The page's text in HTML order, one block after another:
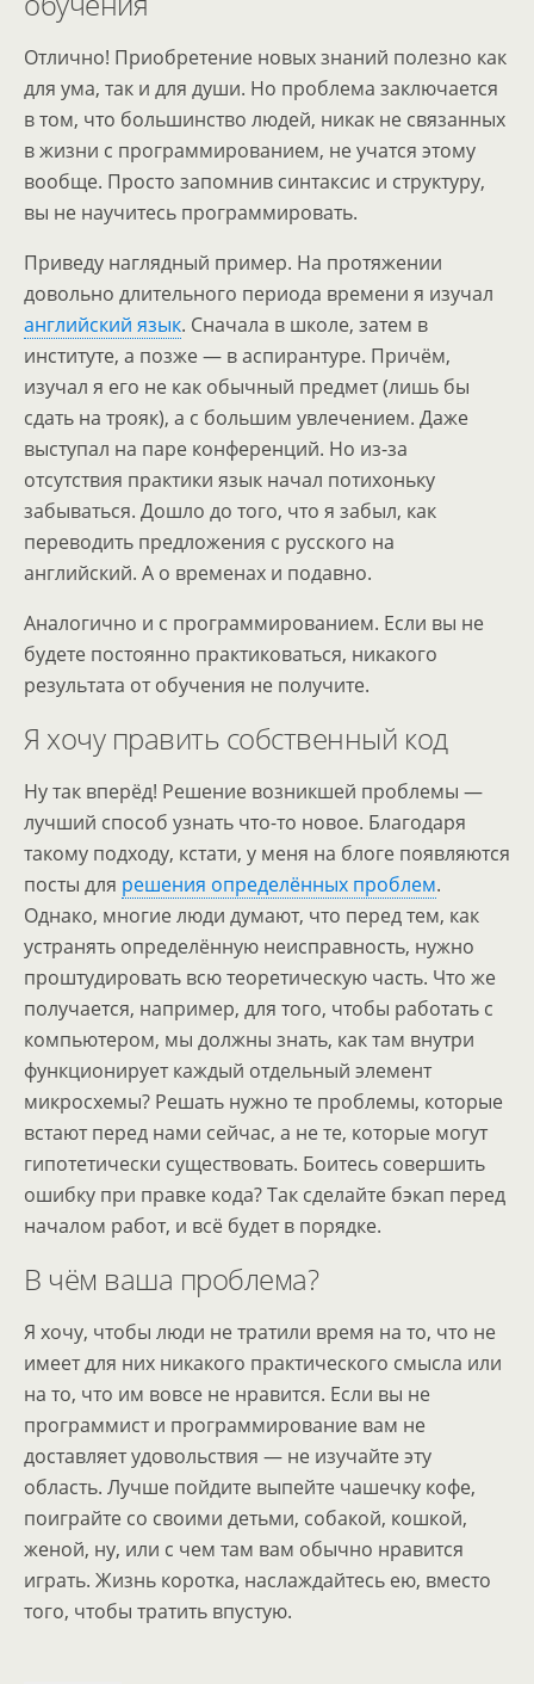
Отлично! Приобретение новых знаний полезно как
для ума, так и для души. Но проблема заключается
в том, что большинство людей, никак не связанных
в жизни с программированием, не учатся этому
вообще. Просто запомнив синтаксис и структуру,
вы не научитесь программировать.
Приведу наглядный пример. На протяжении
довольно длительного периода времени я изучал
английский язык. Сначала в школе, затем в
институте, а позже — в аспирантуре. Причём,
изучал я его не как обычный предмет (лишь бы
сдать на трояк), а с большим увлечением. Даже
выступал на паре конференций. Но из-за
отсутствия практики язык начал потихоньку
забываться. Дошло до того, что я забыл, как
переводить предложения с русского на
английский. А о временах и подавно.
Аналогично и с программированием. Если вы не
будете постоянно практиковаться, никакого
результата от обучения не получите.
Я хочу править собственный код
Ну так вперёд! Решение возникшей проблемы —
лучший способ узнать что-то новое. Благодаря
такому подходу, кстати, у меня на блоге появляются
посты для решения определённых проблем.
Однако, многие люди думают, что перед тем, как
устранять определённую неисправность, нужно
проштудировать всю теоретическую часть. Что же
получается, например, для того, чтобы работать с
компьютером, мы должны знать, как там внутри
функционирует каждый отдельный элемент
микросхемы? Решать нужно те проблемы, которые
встают перед нами сейчас, а не те, которые могут
гипотетически существовать. Боитесь совершить
ошибку при правке кода? Так сделайте бэкап перед
началом работ, и всё будет в порядке.
В чём ваша проблема?
Я хочу, чтобы люди не тратили время на то, что не
имеет для них никакого практического смысла или
на то, что им вовсе не нравится. Если вы не
программист и программирование вам не
доставляет удовольствия — не изучайте эту
область. Лучше пойдите выпейте чашечку кофе,
поиграйте со своими детьми, собакой, кошкой,
женой, ну, или с чем там вам обычно нравится
играть. Жизнь коротка, наслаждайтесь ею, вместо
того, чтобы тратить впустую.